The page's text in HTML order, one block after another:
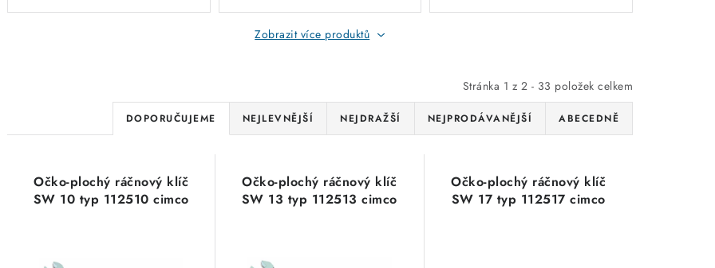
Zobrazit více produktů
Stránka 1 z 2 - 33 položek celkem
Ř
a
z
e
DOPORUČUJEME NEJLEVNĚJŠÍ NEJDRAŽŠÍ NEJPRODÁVANĚJŠÍ ABECEDNĚ
Očko-plochý ráčnový klíč
SW 10 typ 112510 cimco
Očko-plochý ráčnový klíč
SW 13 typ 112513 cimco
Očko-plochý ráčnový klíč
SW 17 typ 112517 cimco